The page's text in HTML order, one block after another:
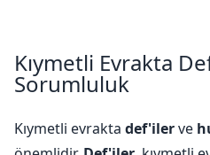
Kıymetli Evrakta
Sorumluluk
Kıymetli evrakta def'ilerve